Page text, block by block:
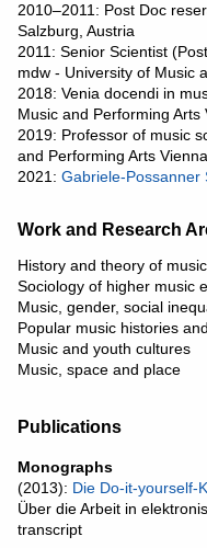
2010–2011: Post Doc
Salzburg, Austria
2011: Senior Scientist
mdw - University of Music
2018: Venia docendi in
Music and Performing Arts
2019: Professor of music
and Performing Arts Vienna
2021: Gabriele-Possanner
Work and Research
History and theory of
Sociology of higher music
Music, gender, social
Popular music histories
Music and youth cultures
Music, space and place
Publications
Monographs
(2013): Die Do-it-yourself-
Über die Arbeit in
transcript